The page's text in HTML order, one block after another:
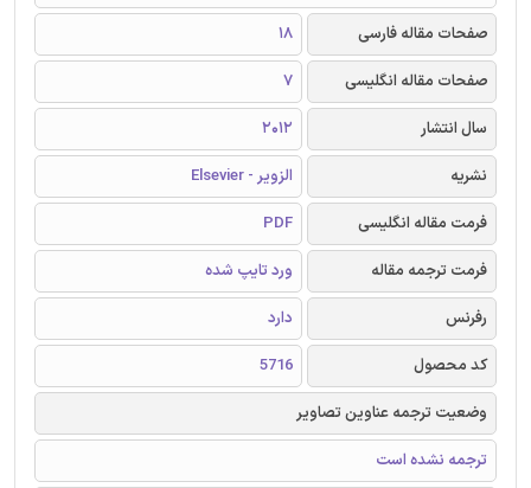
صفحات مقاله فارسی
18
صفحات مقاله انگلیسی
7
سال انتشار
2012
نشریه
الزویر - Elsevier
فرمت مقاله انگلیسی
PDF
فرمت ترجمه مقاله
ورد تایپ شده
رفرنس
دارد
کد محصول
5716
وضعیت ترجمه عناوین تصاویر
ترجمه نشده است